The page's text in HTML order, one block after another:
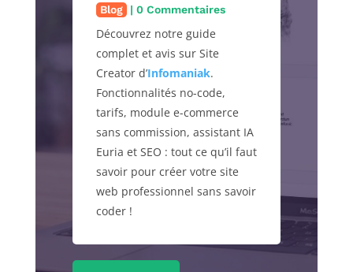
Les Tests | 0 Commentaires
Découvrez mon banc d’essai
complet du microphone
dynamique hybride Fifine
K688. Nous analysons en
détail sa conception, ses
performances audio en USB
et XLR, ainsi que son
positionnement par rapport
aux autres références du
marché.